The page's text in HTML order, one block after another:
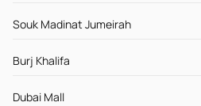
Souk Madinat Jumeirah
Burj Khalifa
Dubai Mall